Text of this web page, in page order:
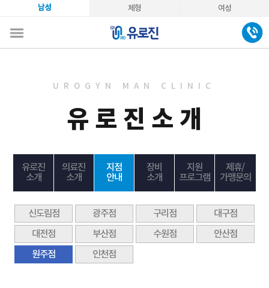
남성 체형 여성
UROGYN MAN CLINIC
유로진소개
유로진
소개
의료진
소개
지점
안내
장비
소개
지원
프로그램
제휴/
가맹문의
신도림점 광주점 구리점
대구점
대전점
부산점 수원점
안산점
원주점
인천점